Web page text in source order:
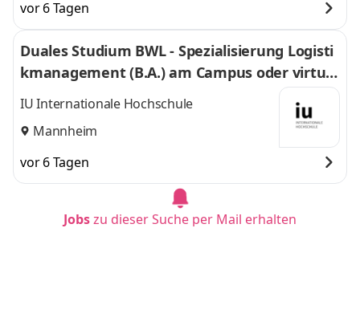
vor 6 Tagen
Duales Studium BWL - Spezialisierung Logisti
kmanagement (B.A.) am Campus oder virtuel
l
IU Internationale Hochschule
Mannheim
vor 6 Tagen
Jobszu dieser Suche per Mail erhalten